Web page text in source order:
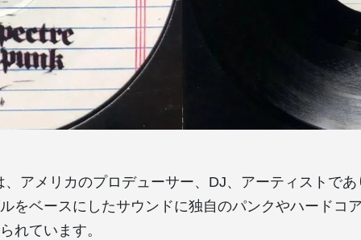
、アメリカのプロデューサー、DJ、アーティストで
をベースにしたサウンドに独自のパンクやハードコ
れています。